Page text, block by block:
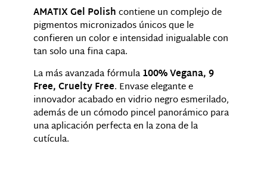
AMATIX Gel Polishcontiene un complejo de
pigmentos micronizados únicos que le
confieren un color e intensidad inigualable con
tan solo una fina capa.
La más avanzada fórmula100% Vegana, 9
Free, Cruelty Free. Envase elegante e
innovador acabado en vidrio negro esmerilado,
además de un cómodo pincel panorámico para
una aplicación perfecta en la zona de la
cutícula.